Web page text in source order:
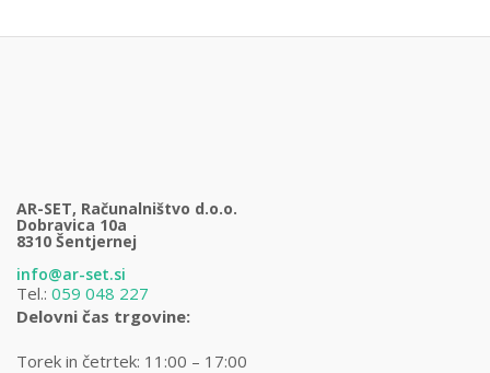
AR-SET, Računalništvo d.o.o.
Dobravica 10a
8310 Šentjernej
info@ar-set.si
Tel.: 059 048 227
Delovni čas trgovine:
Torek in četrtek: 11:00 – 17:00